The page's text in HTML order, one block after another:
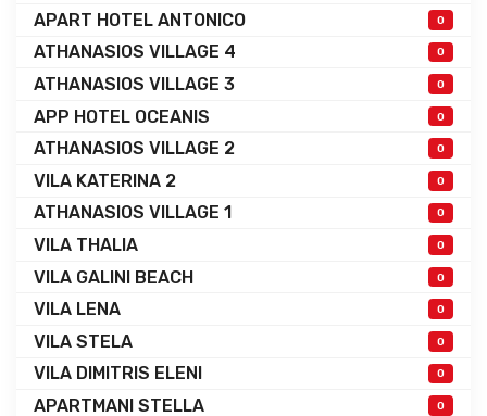
APART HOTEL ANTONICO 0
ATHANASIOS VILLAGE 4 0
ATHANASIOS VILLAGE 3 0
APP HOTEL OCEANIS 0
ATHANASIOS VILLAGE 2 0
VILA KATERINA 2 0
ATHANASIOS VILLAGE 1 0
VILA THALIA 0
VILA GALINI BEACH 0
VILA LENA 0
VILA STELA 0
VILA DIMITRIS ELENI 0
APARTMANI STELLA 0